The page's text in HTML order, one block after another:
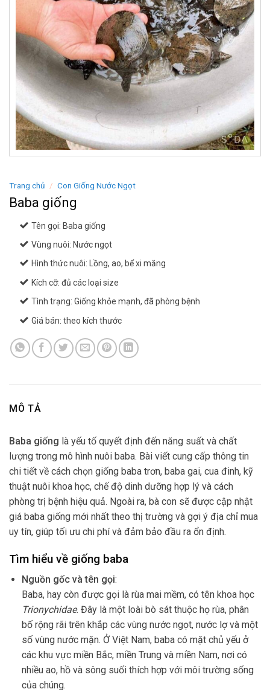
Trang chủ / Con Giống Nước Ngọt
Baba giống
Tên gọi: Baba giống
Vùng nuôi: Nước ngọt
Hình thức nuôi: Lồng, ao, bể xi măng
Kích cỡ: đủ các loại size
Tình trạng: Giống khỏe mạnh, đã phòng bệnh
Giá bán: theo kích thước
MÔ TẢ
Baba giống là yếu tố quyết định đến năng suất và chất
lượng trong mô hình nuôi baba. Bài viết cung cấp thông tin
chi tiết về cách chọn giống baba trơn, baba gai, cua đinh, kỹ
thuật nuôi khoa học, chế độ dinh dưỡng hợp lý và cách
phòng trị bệnh hiệu quả. Ngoài ra, bà con sẽ được cập nhật
giá baba giống mới nhất theo thị trường và gợi ý địa chỉ mua
uy tín, giúp tối ưu chi phí và đảm bảo đầu ra ổn định.
Tìm hiểu về giống baba
Nguồn gốc và tên gọi:
Baba, hay còn được gọi là rùa mai mềm, có tên khoa học
Trionychidae. Đây là một loài bò sát thuộc họ rùa, phân
bố rộng rãi trên khắp các vùng nước ngọt, nước lợ và một
số vùng nước mặn. Ở Việt Nam, baba có mặt chủ yếu ở
các khu vực miền Bắc, miền Trung và miền Nam, nơi có
nhiều ao, hồ và sông suối thích hợp với môi trường sống
của chúng.